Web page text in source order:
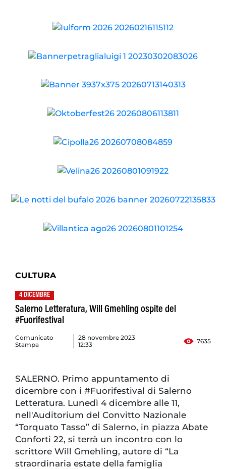
CULTURA
4 DICEMBRE
Salerno Letteratura, Will Gmehling ospite del
#Fuorifestival
Comunicato
Stampa
28 novembre 2023
12:33
7635
SALERNO. Primo appuntamento di
dicembre con i #Fuorifestival di Salerno
Letteratura. Lunedì 4 dicembre alle 11,
nell'Auditorium del Convitto Nazionale
“Torquato Tasso” di Salerno, in piazza Abate
Conforti 22, si terrà un incontro con lo
scrittore Will Gmehling, autore di “La
straordinaria estate della famiglia